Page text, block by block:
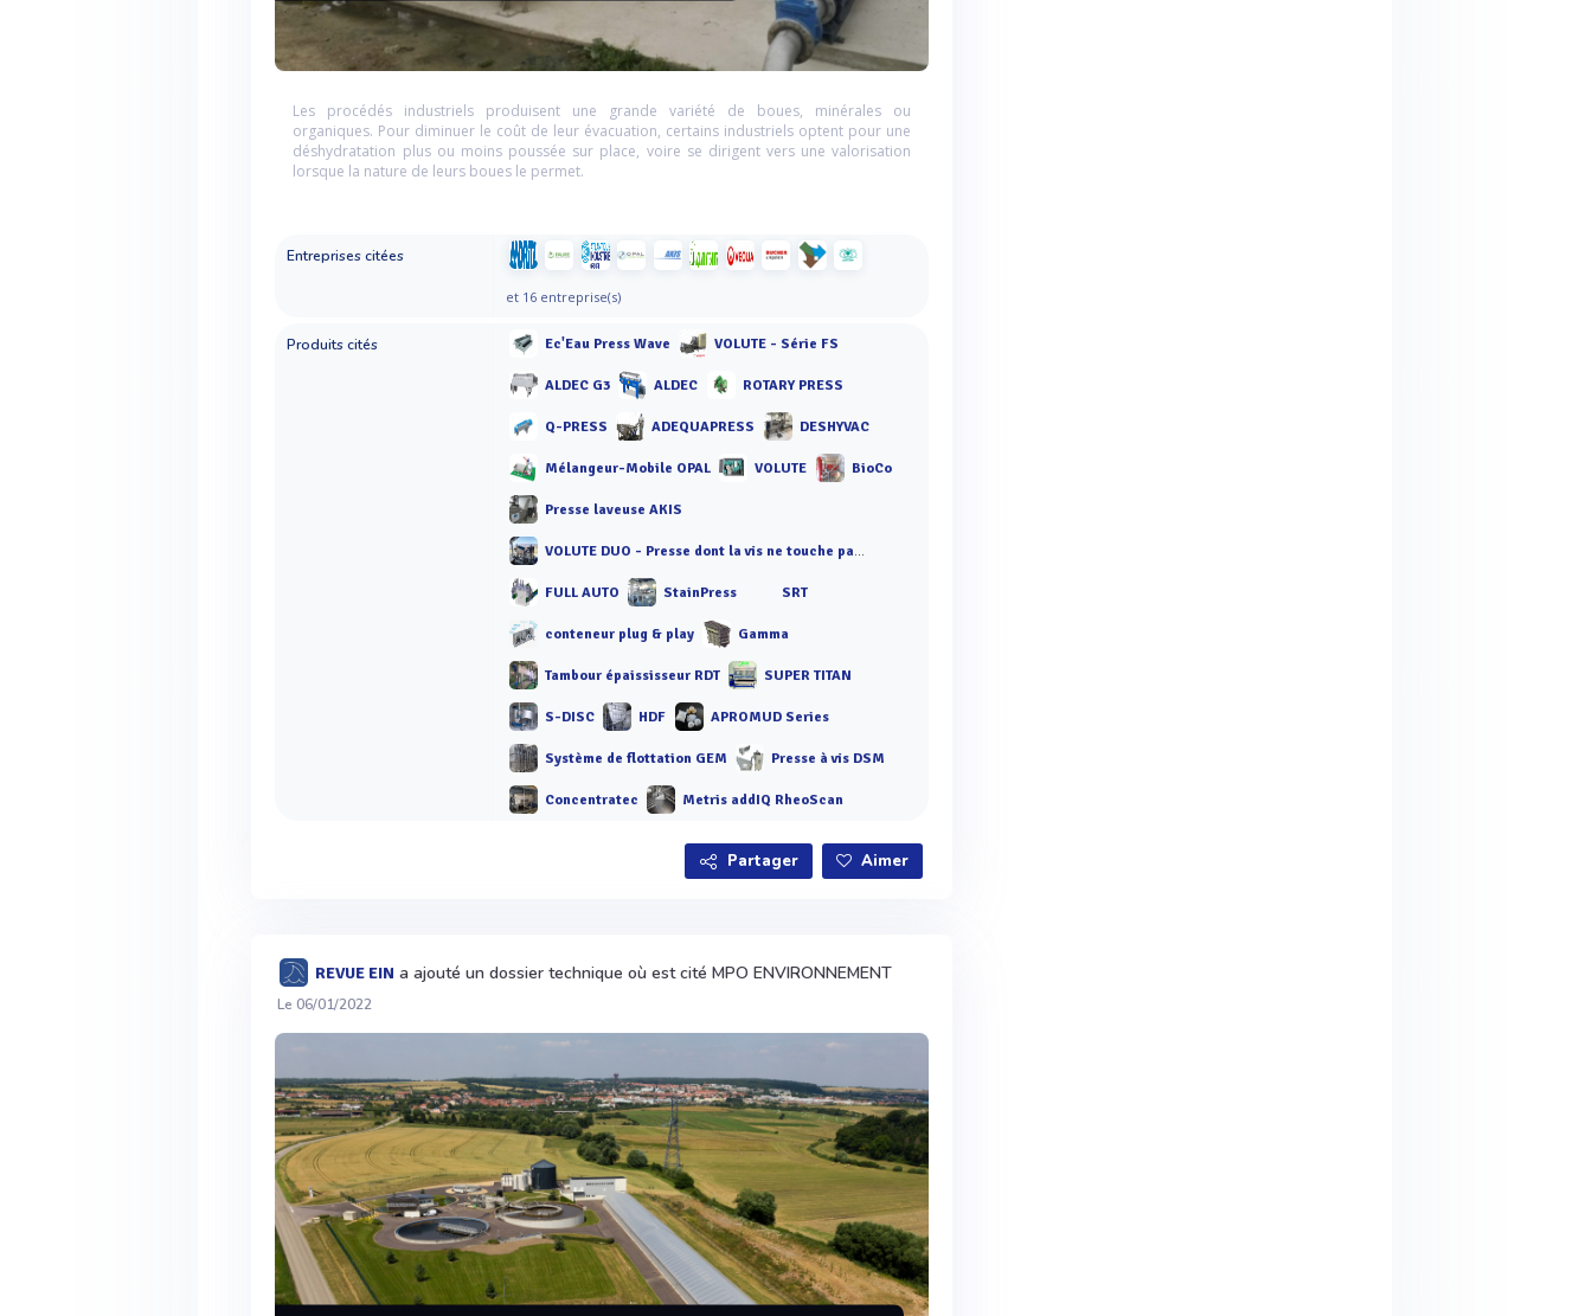
Les procédés industriels produisent une grande variété de boues, minérales ou
organiques. Pour diminuer le coût de leur évacuation, certains industriels optent pour une
déshydratation plus ou moins poussée sur place, voire se dirigent vers une valorisation
lorsque la nature de leurs boues le permet.
Entreprises citées
et 16 entreprise(s)
Produits cités Ec'Eau Press Wave VOLUTE - Série FS
ALDEC G3 ALDEC ROTARY PRESS
Q-PRESS ADEQUAPRESS DESHYVAC
Mélangeur-Mobile OPAL VOLUTE BioCo
Presse laveuse AKIS
VOLUTE DUO - Presse dont la vis ne touche pas les anneaux
FULL AUTO StainPress SRT
conteneur plug & play Gamma
Tambour épaississeur RDT SUPER TITAN
S-DISC HDF APROMUD Series
Système de flottation GEM Presse à vis DSM
Concentratec Metris addIQ RheoScan
Partager Aimer
REVUE EIN a ajouté un dossier technique où est cité MPO ENVIRONNEMENT
Le 06/01/2022